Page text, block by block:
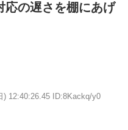
応の遅さを棚にあげ
) 12:40:26.45 ID:8Kackq/y0